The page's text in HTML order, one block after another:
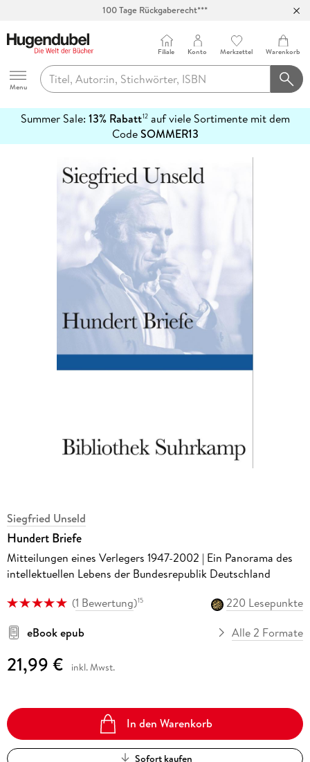
Hugendubel
Menu
Filiale Konto Merkzettel Warenkorb
Summer Sale: 13% Rabatt12auf viele Sortimente mit dem
CodeSOMMER13
erfahren
Siegfried Unseld
Hundert Briefe
Mitteilungen eines Verlegers 1947-2002 | Ein Panorama des
intellektuellen Lebens der Bundesrepublik Deutschland
(1 Bewertung)15
220 Lesepunkte
eBook epub
Alle 2 Formate
21,99 € inkl. Mwst.
In den Warenkorb
Sofort kaufen